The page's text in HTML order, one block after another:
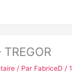
/ Par FabriceD/